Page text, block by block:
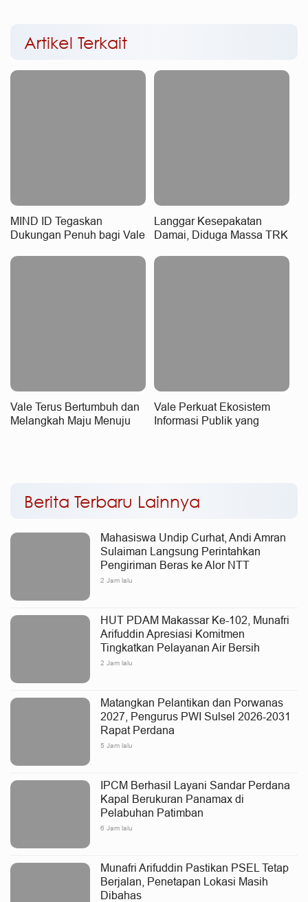
Artikel Terkait
MIND ID Tegaskan
Dukungan Penuh bagi Vale
Kepastian Investasi dan
Langgar Kesepakatan
Damai, Diduga Massa TRK
Kawasan PSN IPIP
Vale Terus Bertumbuh dan
Melangkah Maju Menuju
Vale Perkuat Ekosistem
Informasi Publik yang
Berita Terbaru Lainnya
Mahasiswa Undip Curhat, Andi Amran
Sulaiman Langsung Perintahkan
Pengiriman Beras ke Alor NTT
2 Jam lalu
HUT PDAM Makassar Ke-102, Munafri
Arifuddin Apresiasi Komitmen
Tingkatkan Pelayanan Air Bersih
2 Jam lalu
Matangkan Pelantikan dan Porwanas
2027, Pengurus PWI Sulsel 2026-2031
Rapat Perdana
5 Jam lalu
IPCM Berhasil Layani Sandar Perdana
Kapal Berukuran Panamax di
Pelabuhan Patimban
6 Jam lalu
Munafri Arifuddin Pastikan PSEL Tetap
Berjalan, Penetapan Lokasi Masih
Dibahas